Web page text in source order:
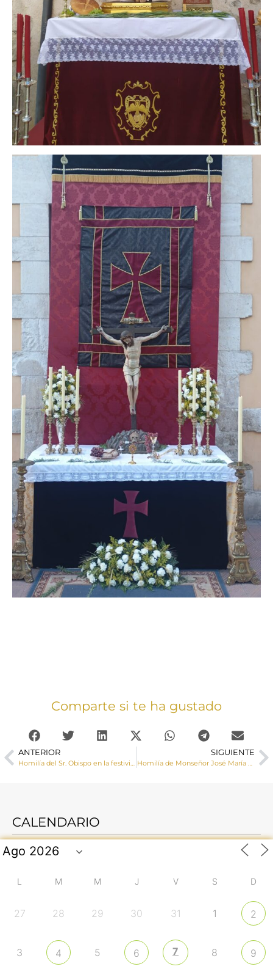
Comparte si te ha gustado
ANTERIOR
Homilía del Sr. Obispo en la festividad de Ntra. Sra. de la Virgen de la Luz, patrona de la ciudad de Cuenca y Alcaldesa de honor
SIGUIENTE
Homilía de Monseñor José María Yanguas, Obispo de Cuenca, en la Solemnidad del Corpus Christi 2024
CALENDARIO
L M M J V S D
27 28 29 30 31 1 2
3 4 5 6 7 8 9